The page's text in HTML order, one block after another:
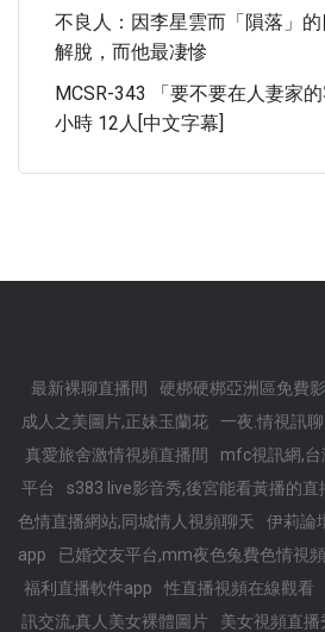
不良人：因李星雲而「隕落」
解脫，而他最凄慘
MCSR-343 「要不要在人妻家
小時 12人[中文字幕]
最新裸聊直播間 硬梆硬梆亞洲區免費
成人之美圖片,正妹玉蘭花
一夜.情視訊
真愛旅舍激情視頻直播間
mfc視訊網,
平台
s383 live影音秀,後宮能看黃播的直
色情直播網站,同城情人視頻聊天
伊莉論
app
已婚交友平台,mm夜色兔費色情視
福利直播軟件app
性直播視頻在線觀看
訊交流,真人美女裸體圖片
美女視頻直